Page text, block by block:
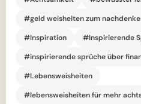
#geld weisheiten zum
#Inspiration
#Inspirierende
#inspirierende sprüche über
#Lebensweisheiten
#lebensweisheiten für mehr